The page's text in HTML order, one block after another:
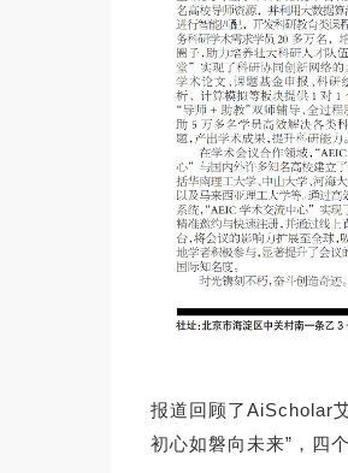
报道回顾了AiScholar
初心如磐向未来”，四